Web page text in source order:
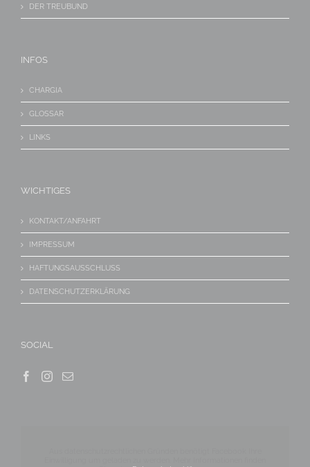
DER TREUBUND
INFOS
CHARGIA
GLOSSAR
LINKS
WICHTIGES
KONTAKT/ANFAHRT
IMPRESSUM
HAFTUNGSAUSSCHLUSS
DATENSCHUTZERKLÄRUNG
SOCIAL